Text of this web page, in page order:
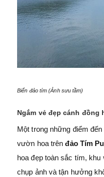
Biển đảo tím (Ảnh sưu tầm)
Ngắm vẻ đẹp cánh đồng
Một trong những điểm
vườn hoa trên đảo Tím
hoa đẹp toàn sắc tím,
chụp ảnh và tận hưởng